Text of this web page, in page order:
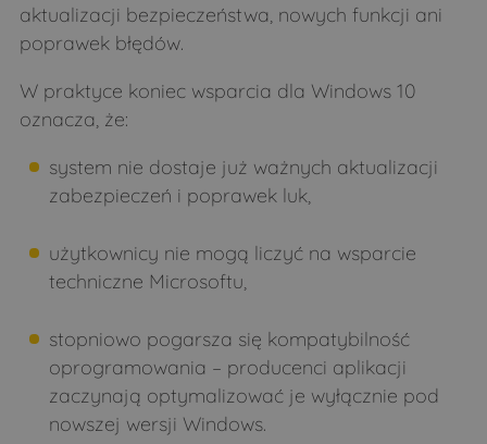
aktualizacji bezpieczeństwa, nowych funkcji ani
poprawek błędów.
W praktyce koniec wsparcia dla Windows 10
oznacza, że:
system nie dostaje już ważnych aktualizacji
zabezpieczeń i poprawek luk,
użytkownicy nie mogą liczyć na wsparcie
techniczne Microsoftu,
stopniowo pogarsza się kompatybilność
oprogramowania – producenci aplikacji
zaczynają optymalizować je wyłącznie pod
nowszej wersji Windows.